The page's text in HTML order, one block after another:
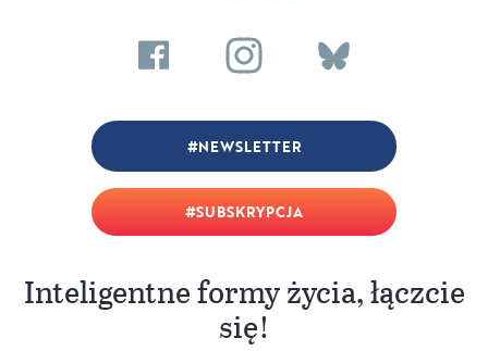
SUBSKRYPCJA
NEWSLETTER
Inteligentne formy życia, łączcie
się!